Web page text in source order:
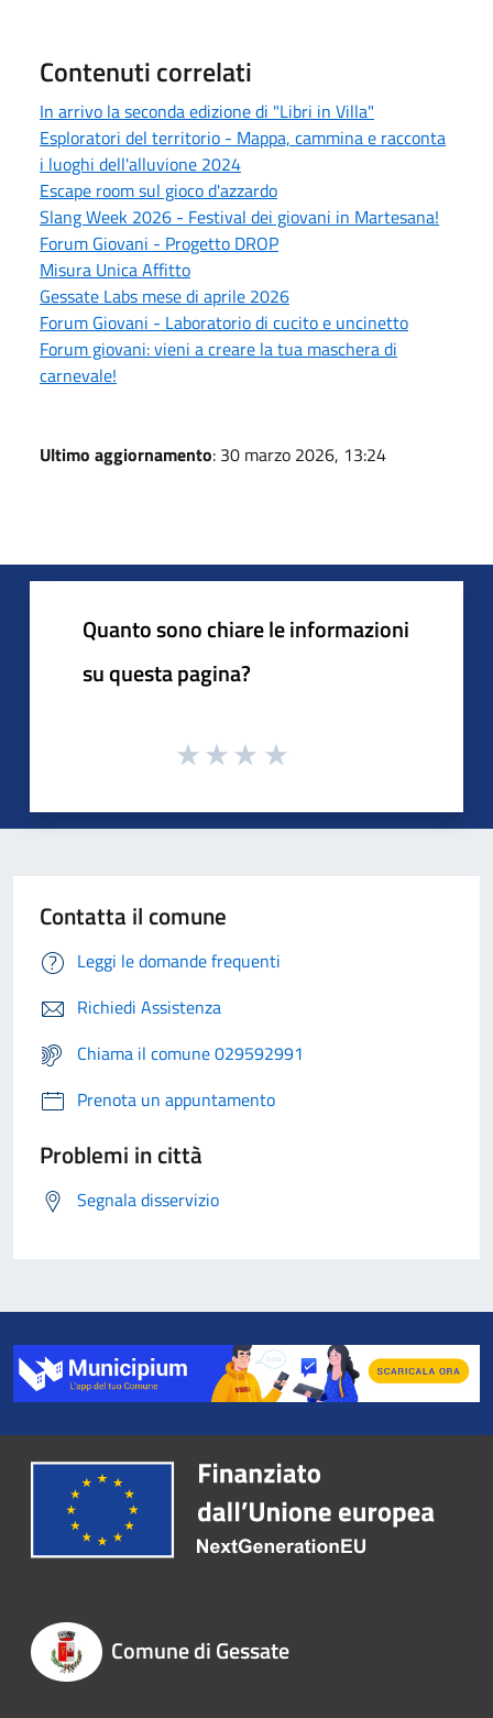
Contenuti correlati
In arrivo la seconda edizione di "Libri in Villa"
Esploratori del territorio - Mappa, cammina e racconta
i luoghi dell'alluvione 2024
Escape room sul gioco d'azzardo
Slang Week 2026 - Festival dei giovani in Martesana!
Forum Giovani - Progetto DROP
Misura Unica Affitto
Gessate Labs mese di aprile 2026
Forum Giovani - Laboratorio di cucito e uncinetto
Forum giovani: vieni a creare la tua maschera di
carnevale!
Ultimo aggiornamento: 30 marzo 2026, 13:24
Quanto sono chiare le informazioni
su questa pagina?
Contatta il comune
Leggi le domande frequenti
Richiedi Assistenza
Chiama il comune 029592991
Prenota un appuntamento
Problemi in città
Segnala disservizio
Comune di Gessate